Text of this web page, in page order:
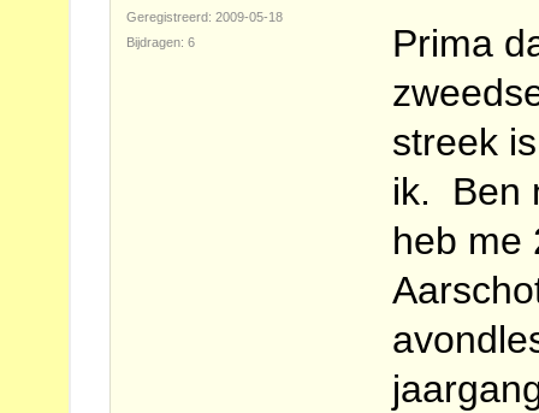
Geregistreerd: 2009-05-18
Bijdragen: 6
Prima
streek
ik. Ben
heb me